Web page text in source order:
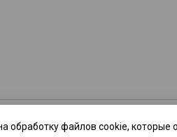
Данное предложение не
информации звоните по телефону:
обработку файлов cookie, которые